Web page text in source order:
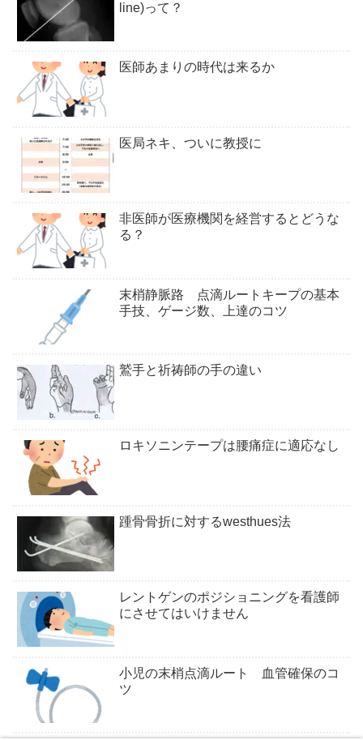
line)って？
医師あまりの時代は来るか
医局ネキ、ついに教授に
非医師が医療機関を経営するとどうな
る？
末梢静脈路 点滴ルートキープの基本
手技、ゲージ数、上達のコツ
鷲手と祈祷師の手の違い
ロキソニンテープは腰痛症に適応なし
踵骨骨折に対するwesthues法
レントゲンのポジショニングを看護師
にさせてはいけません
小児の末梢点滴ルート 血管確保のコ
ツ